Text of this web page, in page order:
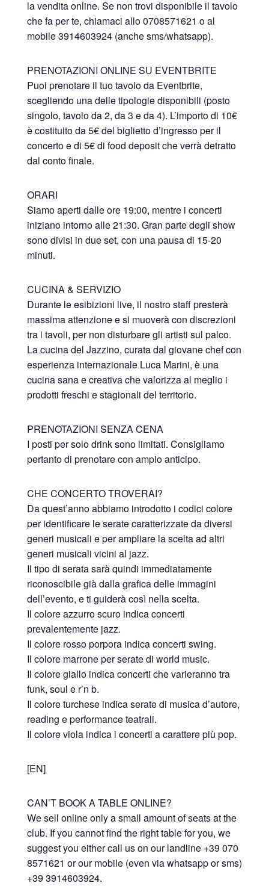
la vendita online. Se non trovi disponibile il tavolo
che fa per te, chiamaci allo 0708571621 o al
mobile 3914603924 (anche sms/whatsapp).
PRENOTAZIONI ONLINE SU EVENTBRITE
Puoi prenotare il tuo tavolo da Eventbrite,
scegliendo una delle tipologie disponibili (posto
singolo, tavolo da 2, da 3 e da 4). L’importo di 10€
è costituito da 5€ del biglietto d’ingresso per il
concerto e di 5€ di food deposit che verrà detratto
dal conto finale.
ORARI
Siamo aperti dalle ore 19:00, mentre i concerti
iniziano intorno alle 21:30. Gran parte degli show
sono divisi in due set, con una pausa di 15-20
minuti.
CUCINA & SERVIZIO
Durante le esibizioni live, il nostro staff presterà
massima attenzione e si muoverà con discrezioni
tra i tavoli, per non disturbare gli artisti sul palco.
La cucina del Jazzino, curata dal giovane chef con
esperienza internazionale Luca Marini, è una
cucina sana e creativa che valorizza al meglio i
prodotti freschi e stagionali del territorio.
PRENOTAZIONI SENZA CENA
I posti per solo drink sono limitati. Consigliamo
pertanto di prenotare con ampio anticipo.
CHE CONCERTO TROVERAI?
Da quest’anno abbiamo introdotto i codici colore
per identificare le serate caratterizzate da diversi
generi musicali e per ampliare la scelta ad altri
generi musicali vicini al jazz.
Il tipo di serata sarà quindi immediatamente
riconoscibile già dalla grafica delle immagini
dell’evento, e ti guiderà così nella scelta.
Il colore azzurro scuro indica concerti
prevalentemente jazz.
Il colore rosso porpora indica concerti swing.
Il colore marrone per serate di world music.
Il colore giallo indica concerti che varieranno tra
funk, soul e r’n b.
Il colore turchese indica serate di musica d’autore,
reading e performance teatrali.
Il colore viola indica i concerti a carattere più pop.
[EN]
CAN’T BOOK A TABLE ONLINE?
We sell online only a small amount of seats at the
club. If you cannot find the right table for you, we
suggest you either call us on our landline +39 070
8571621 or our mobile (even via whatsapp or sms)
+39 3914603924.